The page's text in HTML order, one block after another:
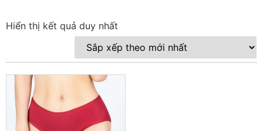
Hiển thị kết quả duy nhất